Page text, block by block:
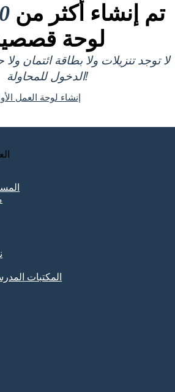
تم إنشاء أكثر من
لوحة
لا توجد تنزيلات ولا بطاقة ائتمان
الدخول للمحاولة!
إنشاء لوحة العمل
المكتبات